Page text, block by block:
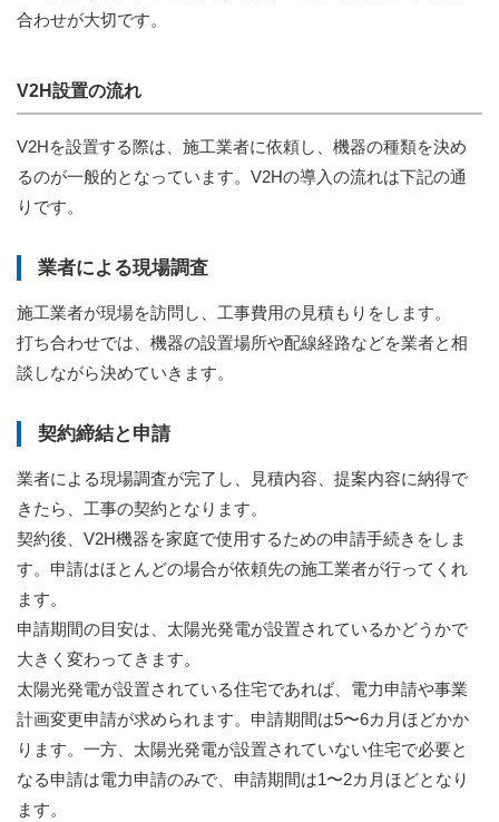
合わせが大切です。
V2H設置の流れ
V2Hを設置する際は、施工業者に依頼し、機器の種類を決め
るのが一般的となっています。V2Hの導入の流れは下記の通
りです。
業者による現場調査
施工業者が現場を訪問し、工事費用の見積もりをします。
打ち合わせでは、機器の設置場所や配線経路などを業者と相
談しながら決めていきます。
契約締結と申請
業者による現場調査が完了し、見積内容、提案内容に納得で
きたら、工事の契約となります。
契約後、V2H機器を家庭で使用するための申請手続きをしま
す。申請はほとんどの場合が依頼先の施工業者が行ってくれ
ます。
申請期間の目安は、太陽光発電が設置されているかどうかで
大きく変わってきます。
太陽光発電が設置されている住宅であれば、電力申請や事業
計画変更申請が求められます。申請期間は5〜6カ月ほどかか
ります。一方、太陽光発電が設置されていない住宅で必要と
なる申請は電力申請のみで、申請期間は1〜2カ月ほどとなり
ます。